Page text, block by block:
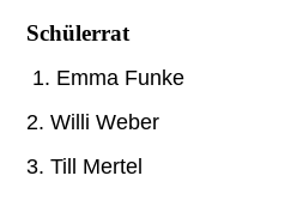
Schülerrat
1. Emma
2. Willi Weber (1.
3. Till Mertel (2.